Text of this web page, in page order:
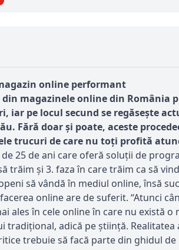
online performant
magazinele online din România
iar pe locul secund se regăsește
. Fără doar și poate, aceste
trucuri de care nu toți profită
25 de ani care oferă soluții de
trăim și 3. faza în care trăim ca să
să vândă în mediul online, însă
online are de suferit. “Atunci
ales în cele online în care nu există
adică pe știință.
trebuie să facă parte din ghidul